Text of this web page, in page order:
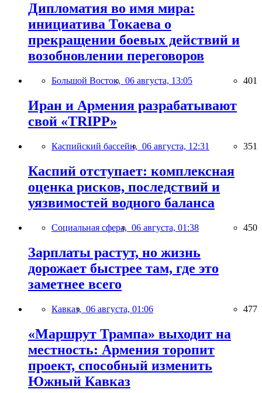
Дипломатия во имя мира:
инициатива Токаева о
прекращении боевых действий и
возобновлении переговоров
Большой Восток, 06 августа, 13:05 401
Иран и Армения разрабатывают
свой «TRIPP»
Каспийский бассейн, 06 августа, 12:31 351
Каспий отступает: комплексная
оценка рисков, последствий и
уязвимостей водного баланса
Социальная сфера, 06 августа, 01:38 450
Зарплаты растут, но жизнь
дорожает быстрее там, где это
заметнее всего
Кавказ, 06 августа, 01:06 477
«Маршрут Трампа» выходит на
местность: Армения торопит
проект, способный изменить
Южный Кавказ